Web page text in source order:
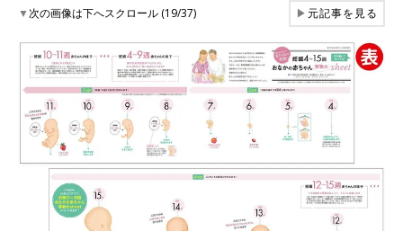
▼次の画像は下へスクロール (19/37) ▶元記事を見る